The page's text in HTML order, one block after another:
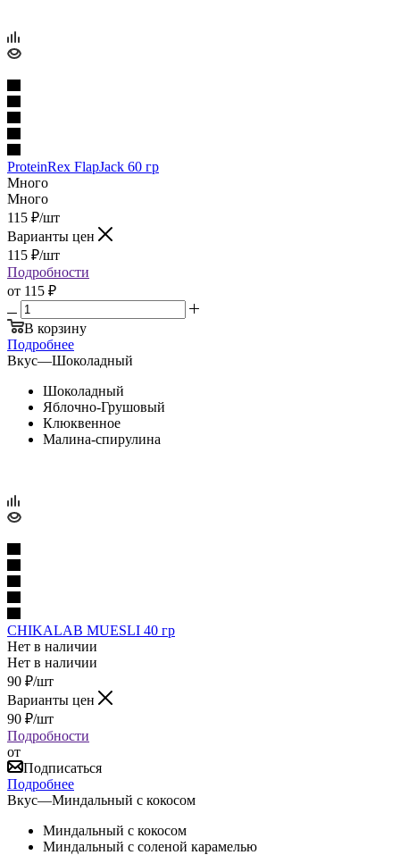
ProteinRex FlapJack 60 гр
Много
Много
115 ₽/шт
Варианты цен
115 ₽/шт
Подробности
от 115 ₽
В корзину
Подробнее
Вкус—Шоколадный
Шоколадный
Яблочно-Грушовый
Клюквенное
Малина-спирулина
CHIKALAB MUESLI 40 гр
Нет в наличии
Нет в наличии
90 ₽/шт
Варианты цен
90 ₽/шт
Подробности
от
Подписаться
Подробнее
Вкус—Миндальный с кокосом
Миндальный с кокосом
Миндальный с соленой карамелью